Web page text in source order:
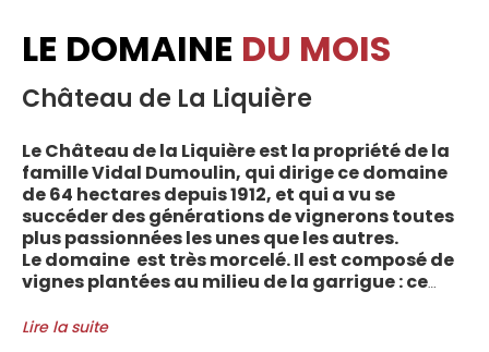
LE DOMAINE DU MOIS
Château de La Liquière
Le Château de la Liquière est la propriété de la
famille Vidal Dumoulin, qui dirige ce domaine
de 64 hectares depuis 1912, et qui a vu se
succéder des générations de vignerons toutes
plus passionnées les unes que les autres.
Le domaine est très morcelé. Il est composé de
vignes plantées au milieu de la garrigue : ce
entre les villages d’Autignac, Caussiniojouls,
Lire la suite